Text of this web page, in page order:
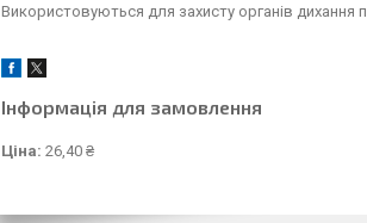
Використовуються для захисту органів дихання
Інформація для замовлення
Ціна: 26,40 ₴